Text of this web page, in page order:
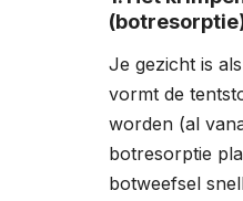
Je gezicht is
vormt de
worden (al
botresorptie
botweefsel